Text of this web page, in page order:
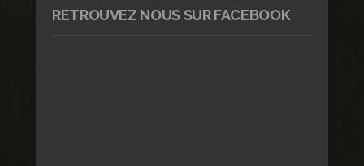
RETROUVEZ NOUS SUR FACEBOOK